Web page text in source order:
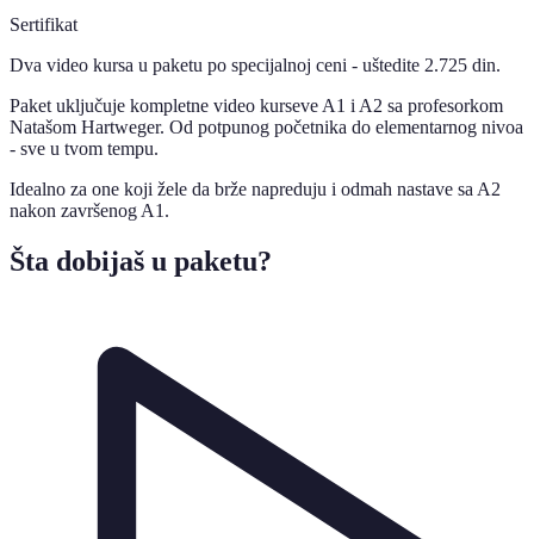
Sertifikat
Dva video kursa u paketu po specijalnoj ceni - uštedite 2.725 din.
Paket uključuje kompletne video kurseve A1 i A2 sa profesorkom
Natašom Hartweger. Od potpunog početnika do elementarnog nivoa
- sve u tvom tempu.
Idealno za one koji žele da brže napreduju i odmah nastave sa A2
nakon završenog A1.
Šta dobijaš u paketu?